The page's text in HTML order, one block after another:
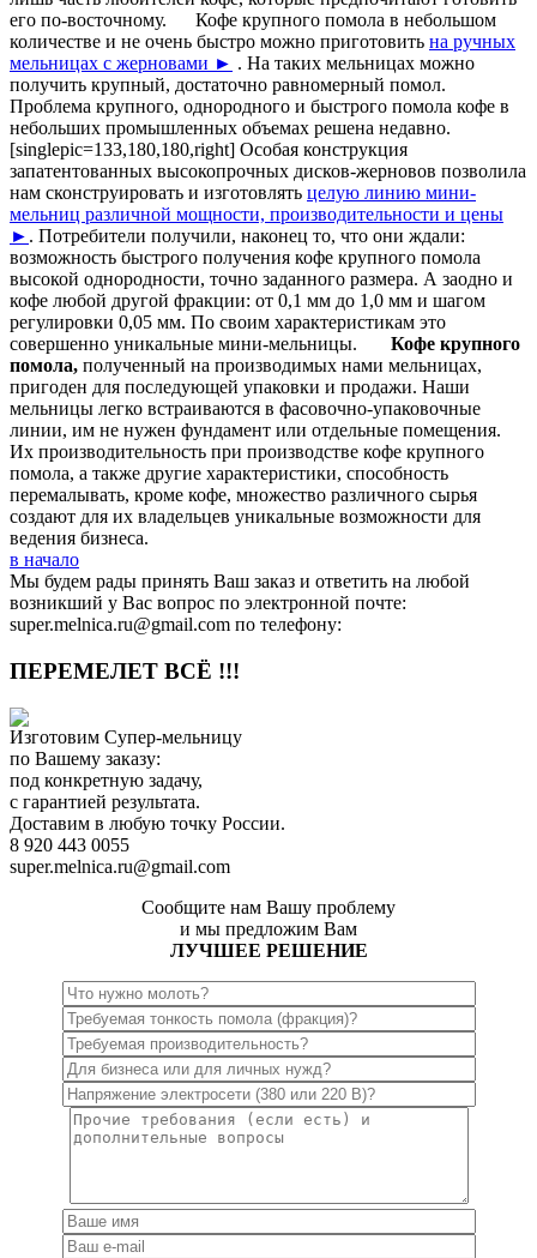
его по-восточному. Кофе крупного помола в небольшом
количестве и не очень быстро можно приготовить на ручных
мельницах с жерновами ► . На таких мельницах можно
получить крупный, достаточно равномерный помол.
Проблема крупного, однородного и быстрого помола кофе в
небольших промышленных объемах решена недавно.
[singlepic=133,180,180,right] Особая конструкция
запатентованных высокопрочных дисков-жерновов позволила
нам сконструировать и изготовлять целую линию мини-
мельниц различной мощности, производительности и цены
► . Потребители получили, наконец то, что они ждали:
возможность быстрого получения кофе крупного помола
высокой однородности, точно заданного размера. А заодно и
кофе любой другой фракции: от 0,1 мм до 1,0 мм и шагом
регулировки 0,05 мм. По своим характеристикам это
совершенно уникальные мини-мельницы. Кофе крупного
помола, полученный на производимых нами мельницах,
пригоден для последующей упаковки и продажи. Наши
мельницы легко встраиваются в фасовочно-упаковочные
линии, им не нужен фундамент или отдельные помещения.
Их производительность при производстве кофе крупного
помола, а также другие характеристики, способность
перемалывать, кроме кофе, множество различного сырья
создают для их владельцев уникальные возможности для
ведения бизнеса.
в начало
Мы будем рады принять Ваш заказ и ответить на любой
возникший у Вас вопрос по электронной почте:
super.melnica.ru@gmail.com по телефону:
ПЕРЕМЕЛЕТ ВСЁ !!!
Изготовим Супер-мельницу
по Вашему заказу:
под конкретную задачу,
с гарантией результата.
Доставим в любую точку России.
8 920 443 0055
super.melnica.ru@gmail.com
Сообщите нам Вашу проблему
и мы предложим Вам
ЛУЧШЕЕ РЕШЕНИЕ